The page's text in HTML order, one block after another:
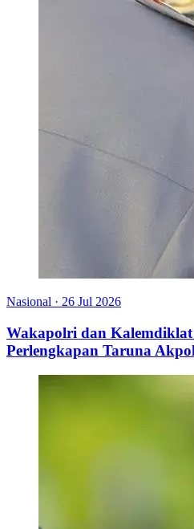
Nasional · 26 Jul 2026
Wakapolri dan
Perlengkapan Taruna Akpol